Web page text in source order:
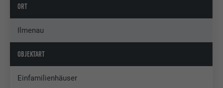
ORT
Ilmenau
OBJEKTART
Einfamilienhäuser